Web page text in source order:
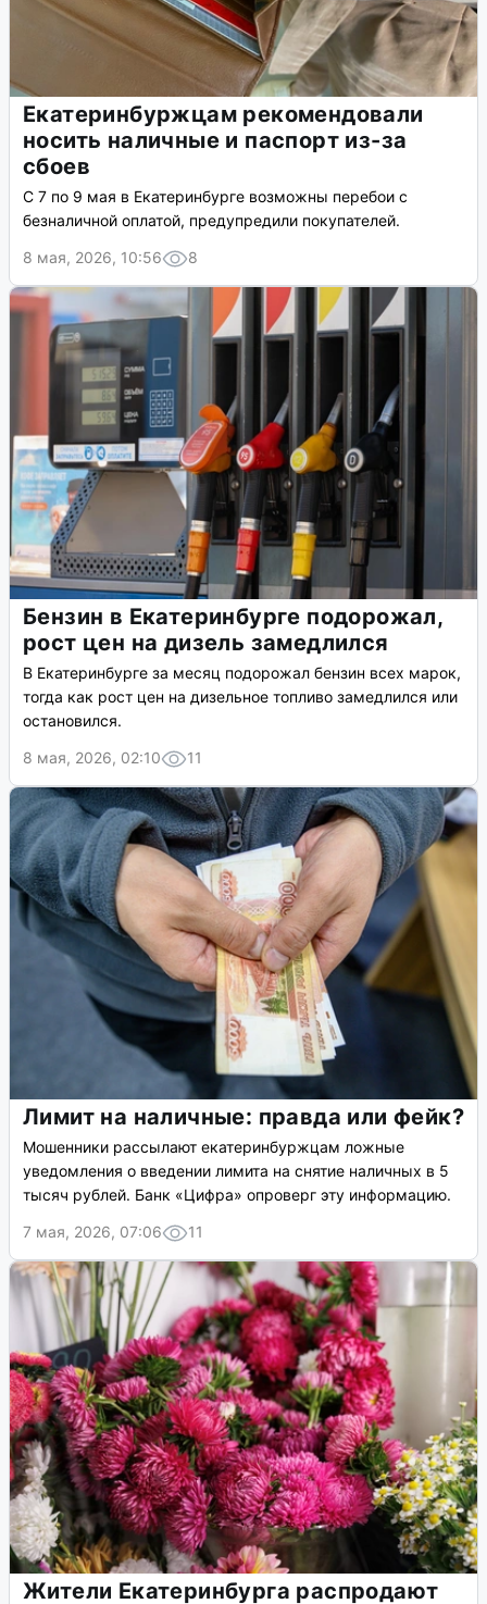
Екатеринбуржцам рекомендовали
носить наличные и паспорт из-за
сбоев
С 7 по 9 мая в Екатеринбурге возможны перебои с
безналичной оплатой, предупредили покупателей.
8 мая, 2026, 10:56
8
Бензин в Екатеринбурге подорожал,
рост цен на дизель замедлился
В Екатеринбурге за месяц подорожал бензин всех марок,
тогда как рост цен на дизельное топливо замедлился или
остановился.
8 мая, 2026, 02:10
11
Лимит на наличные: правда или фейк?
Мошенники рассылают екатеринбуржцам ложные
уведомления о введении лимита на снятие наличных в 5
тысяч рублей. Банк «Цифра» опроверг эту информацию.
7 мая, 2026, 07:06
11
Жители Екатеринбурга распродают